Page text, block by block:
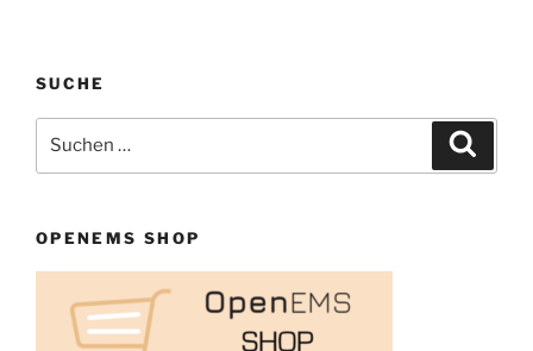
SUCHE
nach:
OPENEMS SHOP